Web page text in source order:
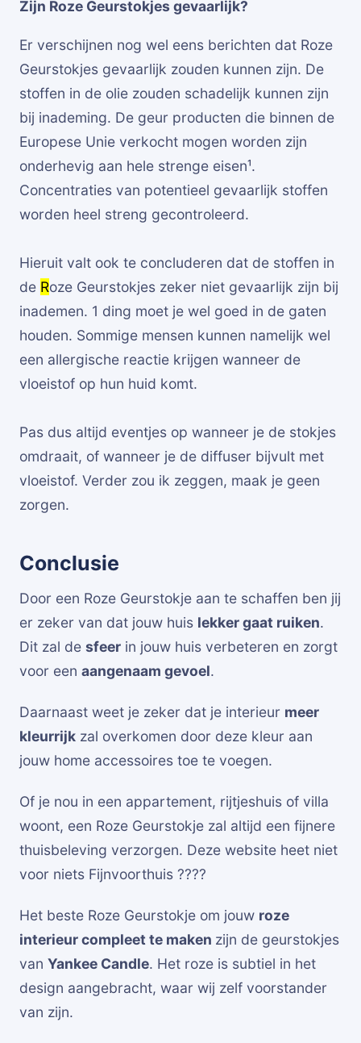
Zijn Roze Geurstokjes gevaarlijk?
Er verschijnen nog wel eens berichten dat Roze
Geurstokjes gevaarlijk zouden kunnen zijn. De
stoffen in de olie zouden schadelijk kunnen zijn
bij inademing. De geur producten die binnen de
Europese Unie verkocht mogen worden zijn
onderhevig aan hele strenge eisen¹.
Concentraties van potentieel gevaarlijk stoffen
worden heel streng gecontroleerd.
Hieruit valt ook te concluderen dat de stoffen in
de Roze Geurstokjes zeker niet gevaarlijk zijn bij
inademen. 1 ding moet je wel goed in de gaten
houden. Sommige mensen kunnen namelijk wel
een allergische reactie krijgen wanneer de
vloeistof op hun huid komt.
Pas dus altijd eventjes op wanneer je de stokjes
omdraait, of wanneer je de diffuser bijvult met
vloeistof. Verder zou ik zeggen, maak je geen
zorgen.
Conclusie
Door een Roze Geurstokje aan te schaffen ben jij
er zeker van dat jouw huis lekker gaat ruiken.
Dit zal de sfeer in jouw huis verbeteren en zorgt
voor een aangenaam gevoel.
Daarnaast weet je zeker dat je interieur meer
kleurrijk zal overkomen door deze kleur aan
jouw home accessoires toe te voegen.
Of je nou in een appartement, rijtjeshuis of villa
woont, een Roze Geurstokje zal altijd een fijnere
thuisbeleving verzorgen. Deze website heet niet
voor niets Fijnvoorthuis ????
Het beste Roze Geurstokje om jouw roze
interieur compleet te maken zijn de geurstokjes
van Yankee Candle. Het roze is subtiel in het
design aangebracht, waar wij zelf voorstander
van zijn.